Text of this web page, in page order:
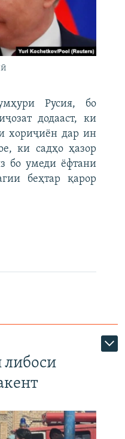
Русия, бо
додааст, ки
хориҷиён дар ин
ки садҳо ҳазор
бо умеди ёфтани
беҳтар қарор